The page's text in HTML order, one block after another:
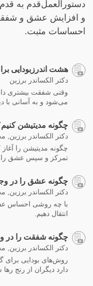
دستورالعمل‌قدم به
و افزایش عشق و
احساسات مثبت.
هشت اندرزبودایی
دکتر الکساندر برزین
وقتی شفقت بیشتری
می‌شود و به آسانی با
چگونه مدیتیشن
دکتر الکساندر برزین,
چگونه مدیتیشن را آغاز
تمرکز و سپس عشق را
چگونه عشق را در
دکتر الکساندر برزین,
با چه روشی احساس
انتقال دهیم.
چگونه شفقت را در
دکتر الکساندر برزین,
روش‌های بودایی
دارد دیگران از رنج رها